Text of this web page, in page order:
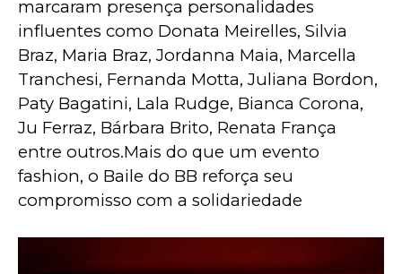
marcaram presença personalidades
influentes como Donata Meirelles, Silvia
Braz, Maria Braz, Jordanna Maia, Marcella
Tranchesi, Fernanda Motta, Juliana Bordon,
Paty Bagatini, Lala Rudge, Bianca Corona,
Ju Ferraz, Bárbara Brito, Renata França
entre outros.Mais do que um evento
fashion, o Baile do BB reforça seu
compromisso com a solidariedade